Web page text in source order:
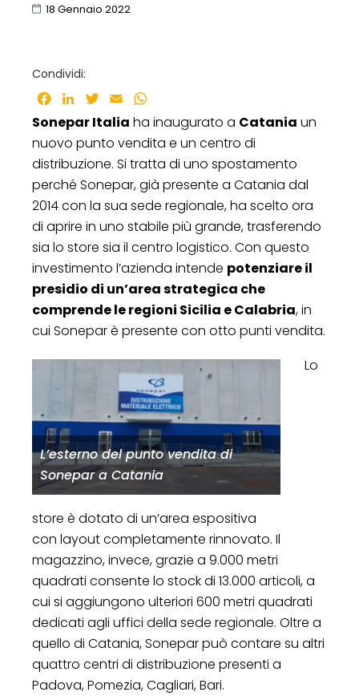
18 Gennaio 2022
Condividi:
Facebook
LinkedInTwitter
Email
Sonepar Italia ha inaugurato a Catania un
nuovo punto vendita e un centro di
distribuzione. Si tratta di uno spostamento
perché Sonepar, già presente a Catania dal
2014 con la sua sede regionale, ha scelto ora
di aprire in uno stabile più grande, trasferendo
sia lo store sia il centro logistico. Con questo
investimento l’azienda intende potenziare il
presidio di un’area strategica che
comprende le regioni Sicilia e Calabria, in
cui Sonepar è presente con otto punti vendita.
L’esterno del punto vendita di
Sonepar a Catania
Lo
store è dotato di un’area espositiva
con layout completamente rinnovato. Il
magazzino, invece, grazie a 9.000 metri
quadrati consente lo stock di 13.000 articoli, a
cui si aggiungono ulteriori 600 metri quadrati
dedicati agli uffici della sede regionale. Oltre a
quello di Catania, Sonepar può contare su altri
quattro centri di distribuzione presenti a
Padova, Pomezia, Cagliari, Bari.